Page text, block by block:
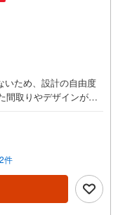
ため、設計の自由度
間取りやデザインが実
築条件なし土地で
相談も可能＾＾
物件だからこそ、
建築プラン提案も承
ルに合わせた自由設計
ンパー採用・長期優良住
件